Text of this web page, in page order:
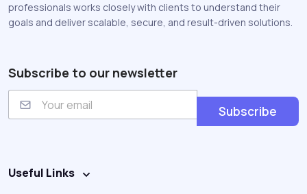
professionals works closely with clients to understand their
goals and deliver scalable, secure, and result-driven solutions.
Subscribe to our newsletter
E
a Subscribe
Useful Links